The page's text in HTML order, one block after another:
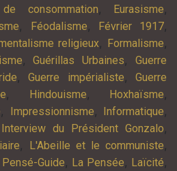
consommation, Eurasisme,
, Féodalisme, Février 1917,
religieux, Formalisme,
,Guérillas Urbaines,Guerre
,Guerre impérialiste,Guerre
, Hindouisme, Hoxhaïsme,
, Impressionnisme, Informatique,
Interview du Président Gonzalo,
, L'Abeille et le communiste,
Pensé-Guide, La Pensée, Laïcité,